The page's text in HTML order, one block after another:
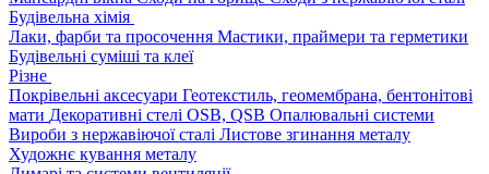
Будівельна хімія
Лаки, фарби та просочення Мастики, праймери та герметики
Будівельні суміші та клеї
Різне
Покрівельні аксесуари Геотекстиль, геомембрана, бентонітові
мати Декоративні стелі OSB, QSB Опалювальні системи
Вироби з нержавіючої сталі Листове згинання металу
Художнє кування металу